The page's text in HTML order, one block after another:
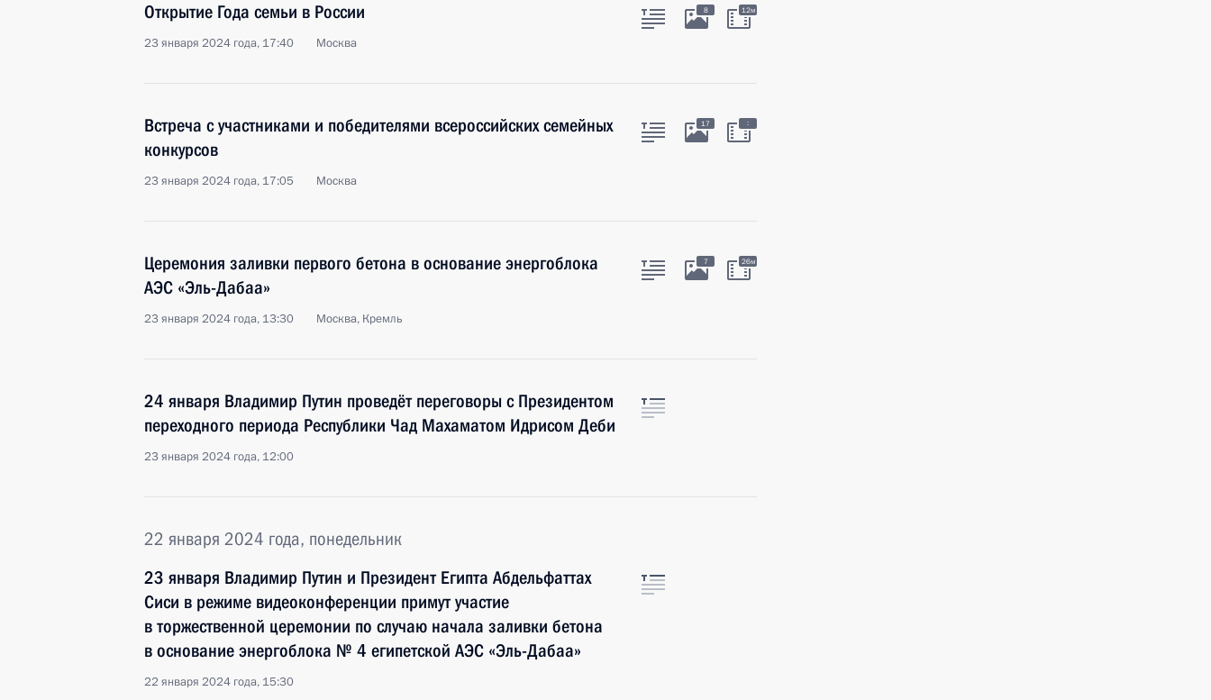
Открытие Года семьи в России
23 января 2024 года, 17:40 Москва
8 12м
Встреча с участниками и победителями всероссийских семейных
конкурсов
23 января 2024 года, 17:05 Москва
17 :
Церемония заливки первого бетона в основание энергоблока
АЭС «Эль-Дабаа»
23 января 2024 года, 13:30 Москва, Кремль
7 26м
24 января Владимир Путин проведёт переговоры с Президентом
переходного периода Республики Чад Махаматом Идрисом Деби
23 января 2024 года, 12:00
22 января 2024 года, понедельник
23 января Владимир Путин и Президент Египта Абдельфаттах
Сиси в режиме видеоконференции примут участие
в торжественной церемонии по случаю начала заливки бетона
в основание энергоблока № 4 египетской АЭС «Эль-Дабаа»
22 января 2024 года, 15:30